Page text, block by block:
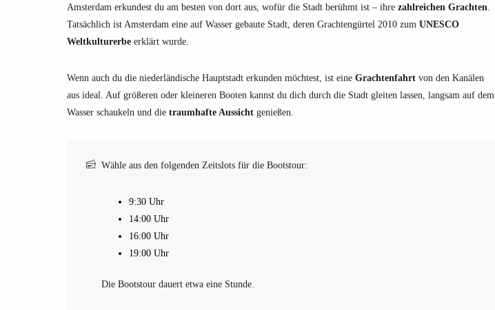
Amsterdam erkundest du am besten von dort aus, wofür die Stadt berühmt ist – ihre zahlreichen Grachten.
Tatsächlich ist Amsterdam eine auf Wasser gebaute Stadt, deren Grachtengürtel 2010 zum UNESCO
Weltkulturerbe erklärt wurde.
Wenn auch du die niederländische Hauptstadt erkunden möchtest, ist eine Grachtenfahrt von den Kanälen
aus ideal. Auf größeren oder kleineren Booten kannst du dich durch die Stadt gleiten lassen, langsam auf dem
Wasser schaukeln und die traumhafte Aussicht genießen.
Wähle aus den folgenden Zeitslots für die Bootstour:
9:30 Uhr
14:00 Uhr
16:00 Uhr
19:00 Uhr
Die Bootstour dauert etwa eine Stunde.